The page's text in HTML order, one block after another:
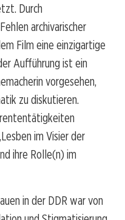
Durch
archivarischer
Film eine einzigartige
Aufführung ist ein
vorgesehen,
zu diskutieren.
im Visier der
ihre Rolle(n) im
in der DDR war von